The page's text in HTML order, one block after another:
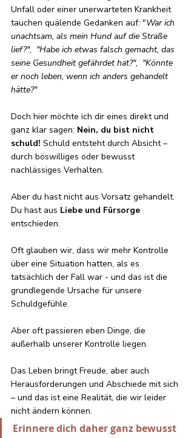
Unfall oder einer unerwarteten Krankheit
tauchen quälende Gedanken auf: "War ich
unachtsam, als mein Hund auf die Straße
lief?",  "Habe ich etwas falsch gemacht, das
seine Gesundheit gefährdet hat?",  "Könnte
er noch leben, wenn ich anders gehandelt
hätte?"
Doch hier möchte ich dir eines direkt und
ganz klar sagen: Nein, du bist nicht
schuld! Schuld entsteht durch Absicht –
durch böswilliges oder bewusst
nachlässiges Verhalten.
Aber du hast nicht aus Vorsatz gehandelt.
Du hast aus Liebe und Fürsorge
entschieden.
Oft glauben wir, dass wir mehr Kontrolle
über eine Situation hatten, als es
tatsächlich der Fall war - und das ist die
grundlegende Ursache für unsere
Schuldgefühle.
Aber oft passieren eben Dinge, die
außerhalb unserer Kontrolle liegen.
Das Leben bringt Freude, aber auch
Herausforderungen und Abschiede mit sich
– und das ist eine Realität, die wir leider
nicht ändern können.
Erinnere dich daher ganz bewusst